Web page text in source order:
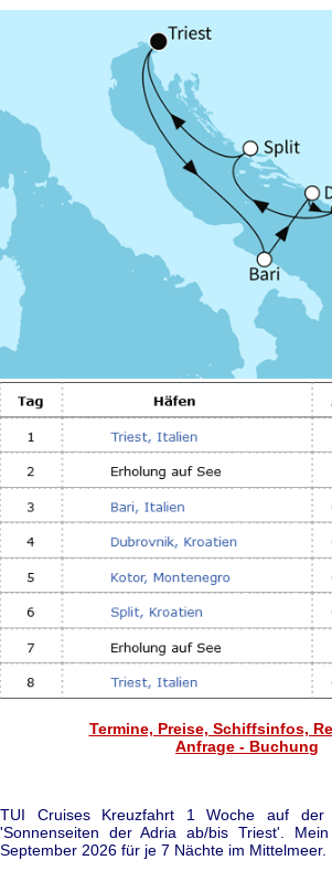
Termine, Preise, Schiffsinfos,
Anfrage - Buchung
TUI Cruises Kreuzfahrt 1 Woche auf
'Sonnenseiten der Adria ab/bis Triest'.
September 2026 für je 7 Nächte im Mittelmeer.